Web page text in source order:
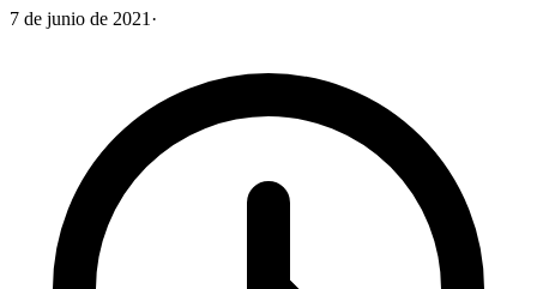
7 de junio de 2021 ·